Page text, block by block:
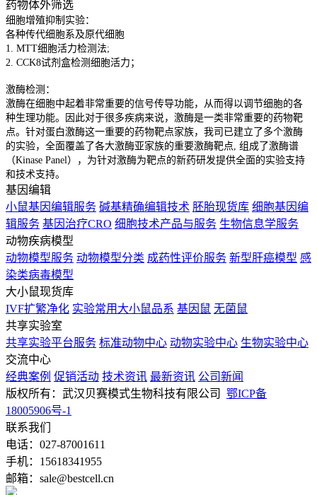
药物体外筛选
细胞增殖抑制实验：
各种传代细胞系及原代细胞
1. MTT细胞活力检测法;
2. CCK8试剂盒检测细胞活力；
激酶检测：
激酶在细胞中起着非常重要的信号传导功能，从而得以调节细胞的各
种生理功能。因此对于很多疾病来说，激酶是一类非常重要的药物靶
点。针对蛋白激酶这一重要的药物靶点家族，我司已建立了多个激酶
的实验，全面覆盖了各大激酶亚家族的重要激酶靶点, 组成了激酶谱
（Kinase Panel），为针对激酶为靶点的新药研发提供全面的实验支持
和技术支持。
基因编辑
小鼠基因编辑服务 碱基精确编辑技术 胚胎现货库 细胞基因编
辑服务 基因治疗CRO 细胞技术产品与服务 生物信息学服务
动物疾病模型
动物模型服务 动物模型分类 成药性评价服务 新型肝癌模型 感
染类病毒模型
大小鼠现货库
IVF扩繁净化 实验常用大小鼠品系 基因鼠 无菌鼠
共享实验室
共享实验平台服务 标准动物中心 动物实验中心 生物实验中心
交流中心
经典案例 促销活动 技术资讯 最新资讯 公司新闻
版权所有：武汉贝赛模式生物科技有限公司 鄂ICP备
18005906号-1
联系我们
电话：027-87001611
手机：15618341955
邮箱：sale@bestcell.cn